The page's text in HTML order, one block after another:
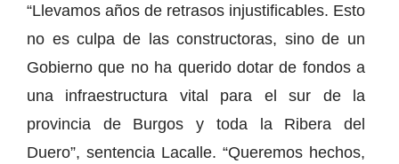
“Llevamos años de retrasos injustificables. Esto
no es culpa de las constructoras, sino de un
Gobierno que no ha querido dotar de fondos a
una infraestructura vital para el sur de la
provincia de Burgos y toda la Ribera del
Duero”, sentencia Lacalle. “Queremos hechos,